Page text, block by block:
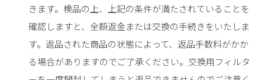
きます。検品の上、上記の条件が満たされていることを
確認しますと、全額返金または交換の手続きをいたしま
す。返品された商品の状態によって、返品手数料がかか
る場合がありますのでご了承ください。交換用フィルタ